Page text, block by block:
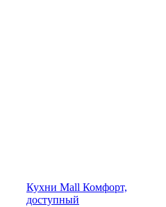
Кухни Mall Комфорт,
доступный